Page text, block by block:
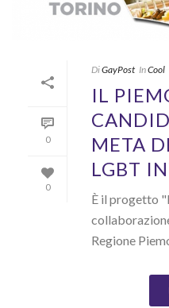
0
0
DiGayPost InCool
IL
META
LGBT
È il progetto
Regione